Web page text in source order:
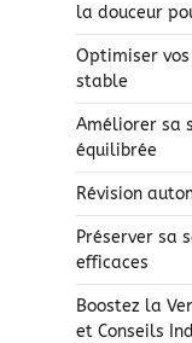
la douceur
Optimiser
stable
Améliorer sa
équilibrée
Révision
Préserver sa
efficaces
Boostez la
et Conseils